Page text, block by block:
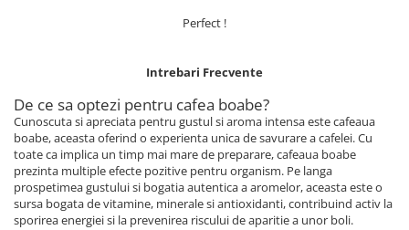
Perfect !
Intrebari Frecvente
De ce sa optezi pentru cafea boabe?
Cunoscuta si apreciata pentru gustul si aroma intensa este cafeaua
boabe, aceasta oferind o experienta unica de savurare a cafelei. Cu
toate ca implica un timp mai mare de preparare, cafeaua boabe
prezinta multiple efecte pozitive pentru organism. Pe langa
prospetimea gustului si bogatia autentica a aromelor, aceasta este o
sursa bogata de vitamine, minerale si antioxidanti, contribuind activ la
sporirea energiei si la prevenirea riscului de aparitie a unor boli.